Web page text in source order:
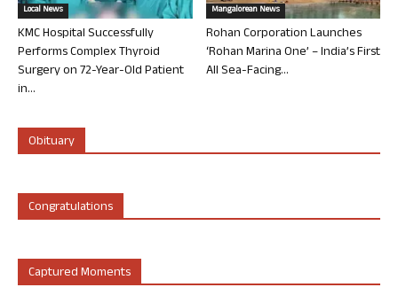
Local News
KMC Hospital Successfully
Performs Complex Thyroid
Surgery on 72-Year-Old Patient
in...
Mangalorean News
Rohan Corporation Launches
‘Rohan Marina One’ – India’s First
All Sea-Facing...
Obituary
Congratulations
Captured Moments